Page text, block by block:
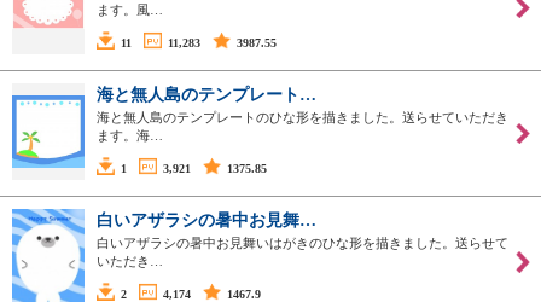
ます。風…
11 11,283 3987.55
海と無人島のテンプレート…
海と無人島のテンプレートのひな形を描きました。送らせていただき
ます。海…
1 3,921 1375.85
白いアザラシの暑中お見舞…
白いアザラシの暑中お見舞いはがきのひな形を描きました。送らせて
いただき…
2 4,174 1467.9